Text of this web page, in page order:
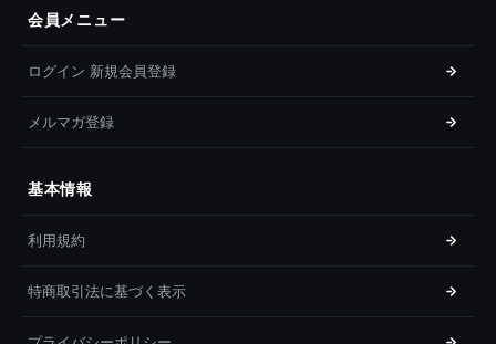
会員メニュー
ログイン 新規会員登録
メルマガ登録
基本情報
利用規約
特商取引法に基づく表示